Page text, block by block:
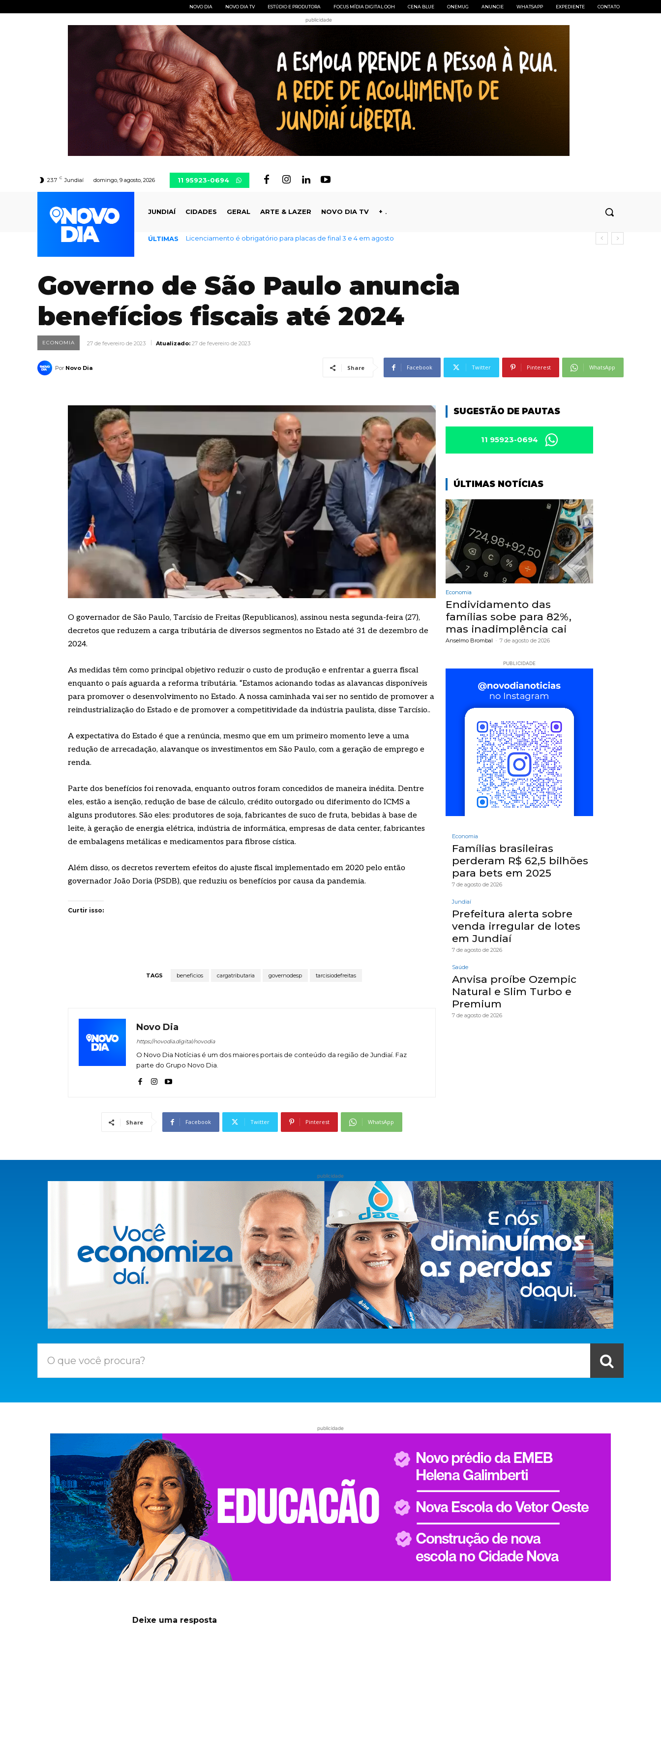
NOVO DIA NOVO DIA TV ESTÚDIO E PRODUTORA FOCUS MÍDIA DIGITAL OOH CENA BLUE ONEMUG ANUNCIE WHATSAPP EXPEDIENTE CONTATO
publicidade
23.7 C Jundiaí domingo, 9 agosto, 2026 11 95923-0694
JUNDIAÍ CIDADES GERAL ARTE & LAZER NOVO DIA TV +
ÚLTIMAS Endividamento das famílias sobe para 82%, mas inadimplência cai
Licenciamento é obrigatório para placas de final 3 e 4 em agosto
Governo de São Paulo anuncia
benefícios fiscais até 2024
ECONOMIA 27 de fevereiro de 2023 Atualizado: 27 de fevereiro de 2023
Por Novo Dia Share Facebook Twitter Pinterest WhatsApp
O governador de São Paulo, Tarcísio de Freitas (Republicanos), assinou nesta segunda-feira (27),
decretos que reduzem a carga tributária de diversos segmentos no Estado até 31 de dezembro de
2024.
As medidas têm como principal objetivo reduzir o custo de produção e enfrentar a guerra fiscal
enquanto o país aguarda a reforma tributária. “Estamos acionando todas as alavancas disponíveis
para promover o desenvolvimento no Estado. A nossa caminhada vai ser no sentido de promover a
reindustrialização do Estado e de promover a competitividade da indústria paulista, disse Tarcísio..
A expectativa do Estado é que a renúncia, mesmo que em um primeiro momento leve a uma
redução de arrecadação, alavanque os investimentos em São Paulo, com a geração de emprego e
renda.
Parte dos benefícios foi renovada, enquanto outros foram concedidos de maneira inédita. Dentre
eles, estão a isenção, redução de base de cálculo, crédito outorgado ou diferimento do ICMS a
alguns produtores. São eles: produtores de soja, fabricantes de suco de fruta, bebidas à base de
leite, à geração de energia elétrica, indústria de informática, empresas de data center, fabricantes
de embalagens metálicas e medicamentos para fibrose cística.
Além disso, os decretos revertem efeitos do ajuste fiscal implementado em 2020 pelo então
governador João Doria (PSDB), que reduziu os benefícios por causa da pandemia.
Curtir isso:
TAGS beneficios cargatributaria governodesp tarcisiodefreitas
Novo Dia
https://novodia.digital/novodia
O Novo Dia Notícias é um dos maiores portais de conteúdo da região de Jundiaí. Faz
parte do Grupo Novo Dia.
Share Facebook Twitter Pinterest WhatsApp
SUGESTÃO DE PAUTAS
11 95923-0694
ÚLTIMAS NOTÍCIAS
Economia
Endividamento das
famílias sobe para 82%,
mas inadimplência cai
Anselmo Brombal - 7 de agosto de 2026
PUBLICIDADE
Economia
Famílias brasileiras
perderam R$ 62,5 bilhões
para bets em 2025
7 de agosto de 2026
Jundiaí
Prefeitura alerta sobre
venda irregular de lotes
em Jundiaí
7 de agosto de 2026
Saúde
Anvisa proíbe Ozempic
Natural e Slim Turbo e
Premium
7 de agosto de 2026
publicidade
O que você procura?
publicidade
Deixe uma resposta